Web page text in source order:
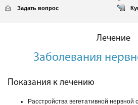
Задать вопрос
Лечение
Заболевания
Показания к лечению
Расстройства вегетативной нервной